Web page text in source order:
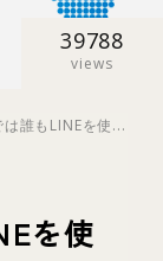
39788
views
は誰もLINEを使...
を使